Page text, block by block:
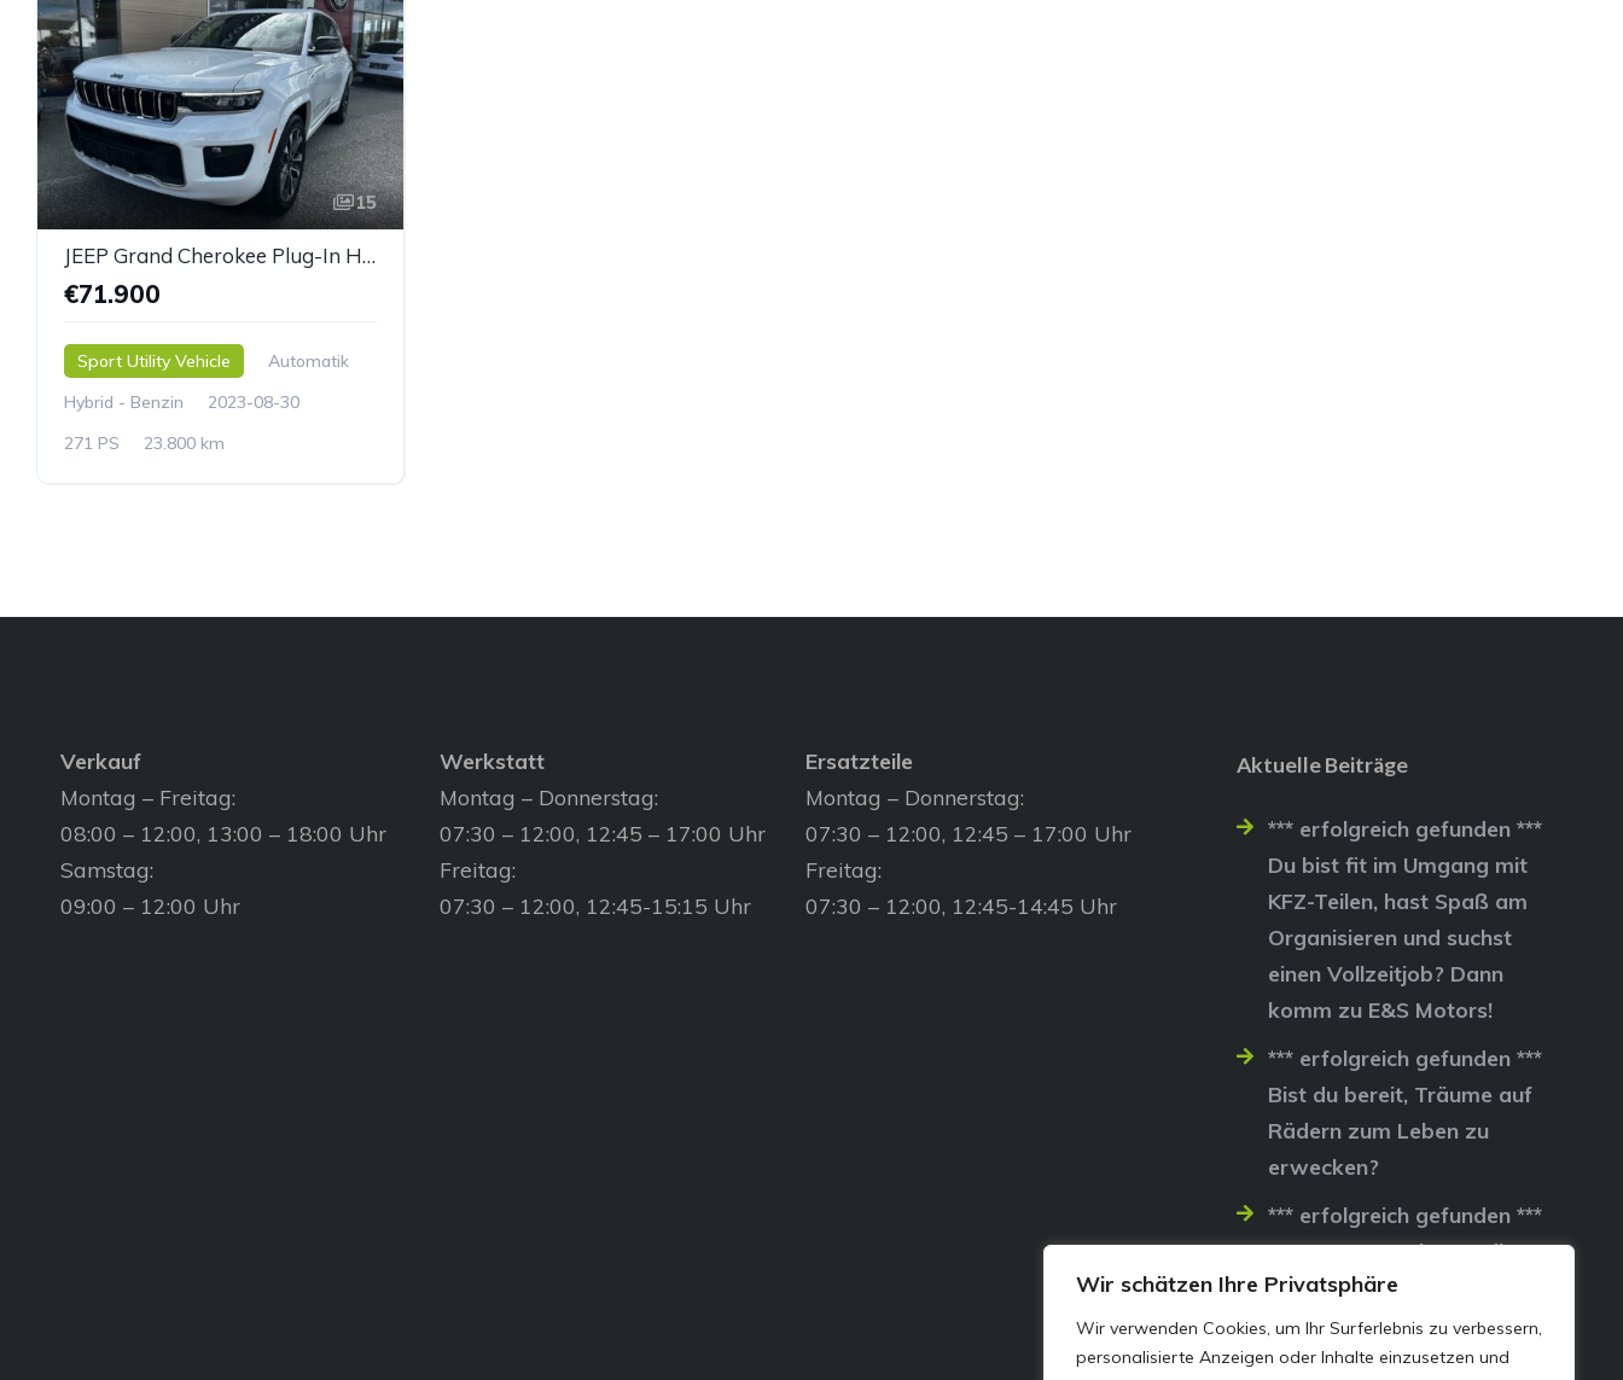
Wir schätzen Ihre Privatsphäre
Wir verwenden Cookies, um Ihr Surferlebnis zu verbessern,
personalisierte Anzeigen oder Inhalte einzusetzen und
15
JEEP Grand Cherokee Plug-In Hybrid My23 Overland 2.0 PHEV 380 Ps
€71.900
Sport Utility Vehicle
Automatik
Hybrid - Benzin
2023-08-30
271 PS
23.800 km
Verkauf
Montag – Freitag:
08:00 – 12:00, 13:00 – 18:00 Uhr
Samstag:
09:00 – 12:00 Uhr
Werkstatt
Montag – Donnerstag:
07:30 – 12:00, 12:45 – 17:00 Uhr
Freitag:
07:30 – 12:00, 12:45-15:15 Uhr
Ersatzteile
Montag – Donnerstag:
07:30 – 12:00, 12:45 – 17:00 Uhr
Freitag:
07:30 – 12:00, 12:45-14:45 Uhr
Aktuelle Beiträge
*** erfolgreich gefunden ***
Du bist fit im Umgang mit
KFZ-Teilen, hast Spaß am
Organisieren und suchst
einen Vollzeitjob? Dann
komm zu E&S Motors!
*** erfolgreich gefunden ***
Bist du bereit, Träume auf
Rädern zum Leben zu
erwecken?
*** erfolgreich gefunden ***
Lass uns gemeinsam die
Straßen erobern…